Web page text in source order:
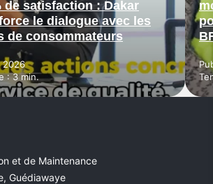
de satisfaction : Dakar
le dialogue avec les
de consommateurs
2026
: 3 min.
et de Maintenance
Guédiawaye